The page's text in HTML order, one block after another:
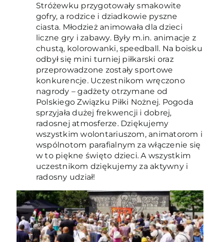
Stróżewku przygotowały smakowite
gofry, a rodzice i dziadkowie pyszne
ciasta. Młodzież animowała dla dzieci
liczne gry i zabawy. Były m.in. animacje z
chustą, kolorowanki, speedball. Na boisku
odbył się mini turniej piłkarski oraz
przeprowadzone zostały sportowe
konkurencje. Uczestnikom wręczono
nagrody – gadżety otrzymane od
Polskiego Związku Piłki Nożnej. Pogoda
sprzyjała dużej frekwencji i dobrej,
radosnej atmosferze. Dziękujemy
wszystkim wolontariuszom, animatorom i
wspólnotom parafialnym za włączenie się
w to piękne święto dzieci. A wszystkim
uczestnikom dziękujemy za aktywny i
radosny udział!